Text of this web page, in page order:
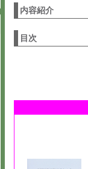
内容紹介
目次